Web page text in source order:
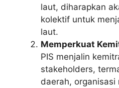
laut, diharapkan
kolektif untuk
laut.
Memperkuat
PIS menjalin
stakeholders,
daerah,